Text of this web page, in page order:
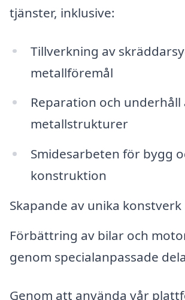
tjänster, inklusive:
Tillverkning av
metallföremål
Reparation och underhåll
metallstrukturer
Smidesarbeten för bygg
konstruktion
Skapande av unika
Förbättring av bilar och
genom specialanpassade
Genom att använda vår